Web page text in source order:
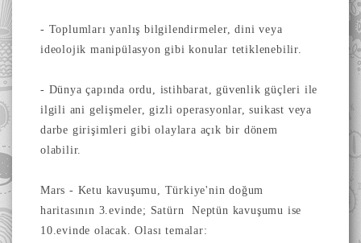
- Toplumları yanlış bilgilendirmeler, dini veya
ideolojik manipülasyon gibi konular tetiklenebilir.
- Dünya çapında ordu, istihbarat, güvenlik güçleri ile
ilgili ani gelişmeler, gizli operasyonlar, suikast veya
darbe girişimleri gibi olaylara açık bir dönem
olabilir.
Mars - Ketu kavuşumu, Türkiye'nin doğum
haritasının 3.evinde; Satürn Neptün kavuşumu ise
10.evinde olacak. Olası temalar: